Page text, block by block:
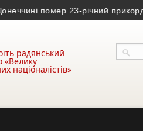
помер 23-річний
радянський
«Велику
націоналістів»